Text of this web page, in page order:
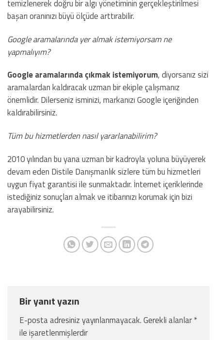
temizlenerek doğru bir algı yönetiminin gerçekleştirilmesi
başarı oranınızı büyü ölçüde arttırabilir.
Google aramalarında yer almak istemiyorsam ne
yapmalıyım?
Google aramalarında çıkmak istemiyorum, diyorsanız sizi
aramalardan kaldıracak uzman bir ekiple çalışmanız
önemlidir. Dilerseniz isminizi, markanızı Google içeriğinden
kaldırabilirsiniz.
Tüm bu hizmetlerden nasıl yararlanabilirim?
2010 yılından bu yana uzman bir kadroyla yoluna büyüyerek
devam eden Distile Danışmanlık sizlere tüm bu hizmetleri
uygun fiyat garantisi ile sunmaktadır. İnternet içeriklerinde
istediğiniz sonuçları almak ve itibarınızı korumak için bizi
arayabilirsiniz.
Bir yanıt yazın
E-posta adresiniz yayınlanmayacak.Gerekli alanlar*
ile işaretlenmişlerdir